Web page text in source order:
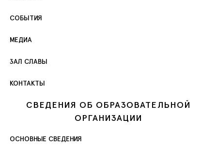
СОБЫТИЯ
МЕДИА
ЗАЛ СЛАВЫ
КОНТАКТЫ
СВЕДЕНИЯ ОБ ОБРАЗОВАТЕЛЬНОЙ
ОРГАНИЗАЦИИ
ОСНОВНЫЕ СВЕДЕНИЯ